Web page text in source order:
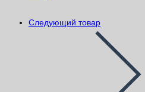
Следующий товар